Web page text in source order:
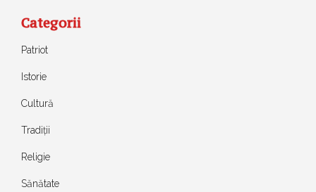
Categorii
Patriot
Istorie
Cultură
Tradiții
Religie
Sănătate